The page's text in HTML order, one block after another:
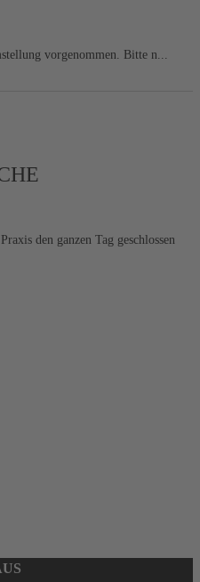
vorgenommen. Bitte n...
S
den ganzen Tag geschlossen